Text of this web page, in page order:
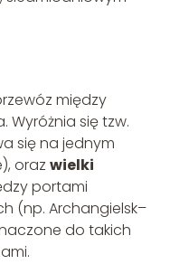
między
się tzw.
się na jednym
oraz wielki
portami
(np. Archangielsk–
do takich